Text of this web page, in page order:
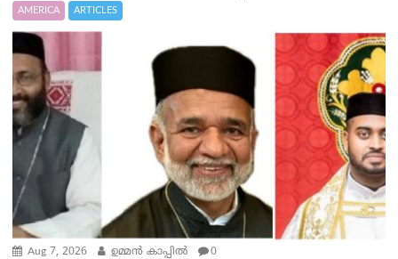
AMERICA ARTICLES
Aug 7, 2026 ഉമ്മന്‍ കാപ്പില്‍ 0